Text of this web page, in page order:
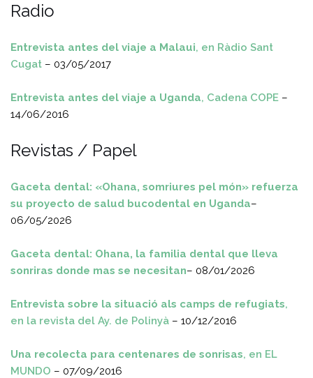
Radio
Entrevista antes del viaje a Malaui, en Ràdio Sant
Cugat – 03/05/2017
Entrevista antes del viaje a Uganda, Cadena COPE –
14/06/2016
Revistas / Papel
Gaceta dental: «Ohana, somriures pel món» refuerza
su proyecto de salud bucodental en Uganda–
06/05/2026
Gaceta dental: Ohana, la familia dental que lleva
sonriras donde mas se necesitan– 08/01/2026
Entrevista sobre la situació als camps de refugiats,
en la revista del Ay. de Polinyà – 10/12/2016
Una recolecta para centenares de sonrisas, en EL
MUNDO – 07/09/2016